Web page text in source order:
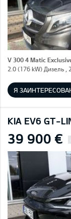
V 300 4 Matic
2.0 (176 kW) Дизель ,
Я
KIA EV6 GT-
39 900 €